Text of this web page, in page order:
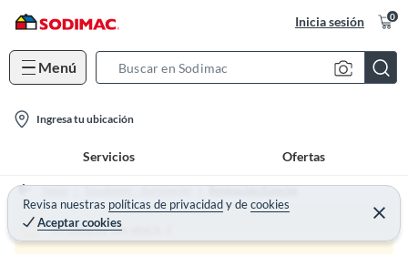
Inicia sesión 0
Menú
h
B
r
a
o
Ingresa tu ubicación
Servicios Ofertas
Revisa nuestras políticas de privacidadydecookies
Aceptar cookies
C
e
r
Home Decohogar - Iluminación Iluminación Exterior
Producto sin stock :(